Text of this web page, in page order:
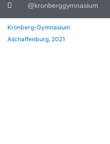
@kronberggymnasium
Kronberg-Gymnasium
Aschaffenburg, 2021